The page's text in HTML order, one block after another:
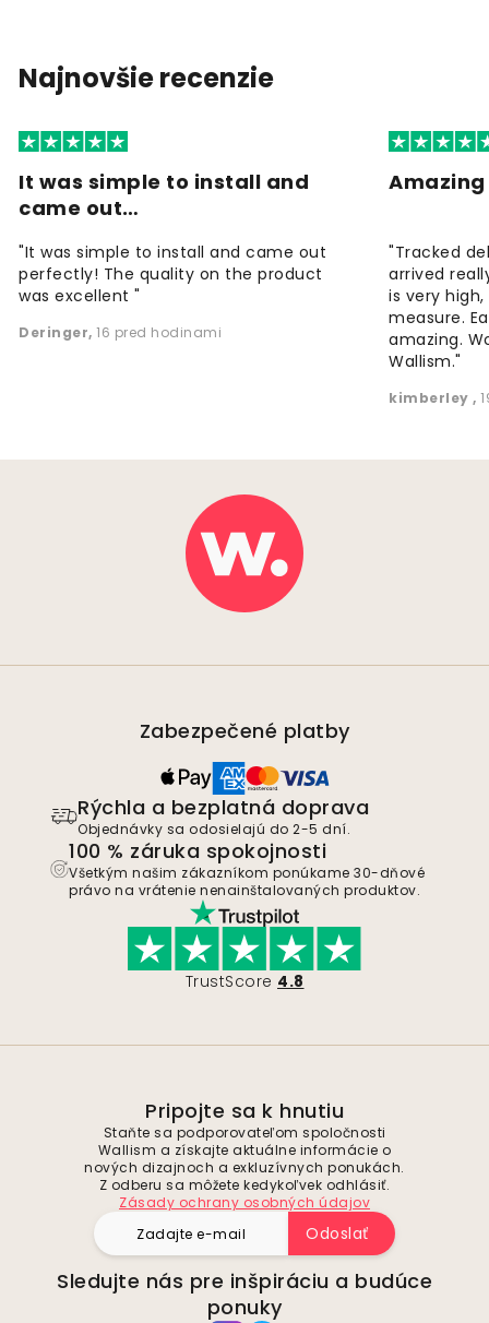
Najnovšie recenzie
It was simple to install and
came out…
"It was simple to install and came out
perfectly! The quality on the product
was excellent "
Deringer, 16 pred hodinami
"Tracked
arrived
is very
measure.
amazing.
Wallism."
kimberley,
Zabezpečené platby
Rýchla a bezplatná doprava
Objednávky sa odosielajú do 2-5 dní.
100 % záruka spokojnosti
Všetkým našim zákazníkom ponúkame 30-dňové
právo na vrátenie nenainštalovaných produktov.
TrustScore 4.8
Pripojte sa k hnutiu
Staňte sa podporovateľom spoločnosti
Wallism a získajte aktuálne informácie o
nových dizajnoch a exkluzívnych ponukách.
Z odberu sa môžete kedykoľvek odhlásiť.
Zásady ochrany osobných údajov
Odoslať
Sledujte nás pre inšpiráciu a budúce
ponuky